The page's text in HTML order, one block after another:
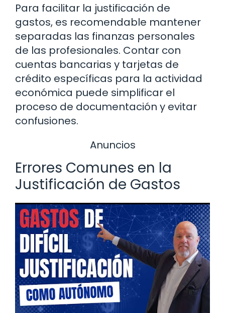
Para facilitar la justificación de
gastos, es recomendable mantener
separadas las finanzas personales
de las profesionales. Contar con
cuentas bancarias y tarjetas de
crédito específicas para la actividad
económica puede simplificar el
proceso de documentación y evitar
confusiones.
Anuncios
Errores Comunes en la
Justificación de Gastos